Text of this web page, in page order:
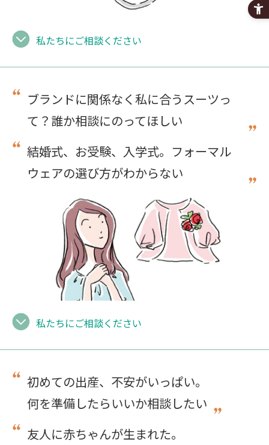
私たちにご相談ください
ブランドに関係なく私に合うスーツっ
て？ 誰か相談にのってほしい
結婚式、お受験、入学式。 フォーマル
ウェアの選び方がわからない
私たちにご相談ください
初めての出産、不安がいっぱい。
何を準備したらいいか相談したい
友人に赤ちゃんが生まれた。